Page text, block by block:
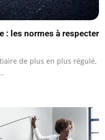
: les normes à respecter
de plus en plus régulé,